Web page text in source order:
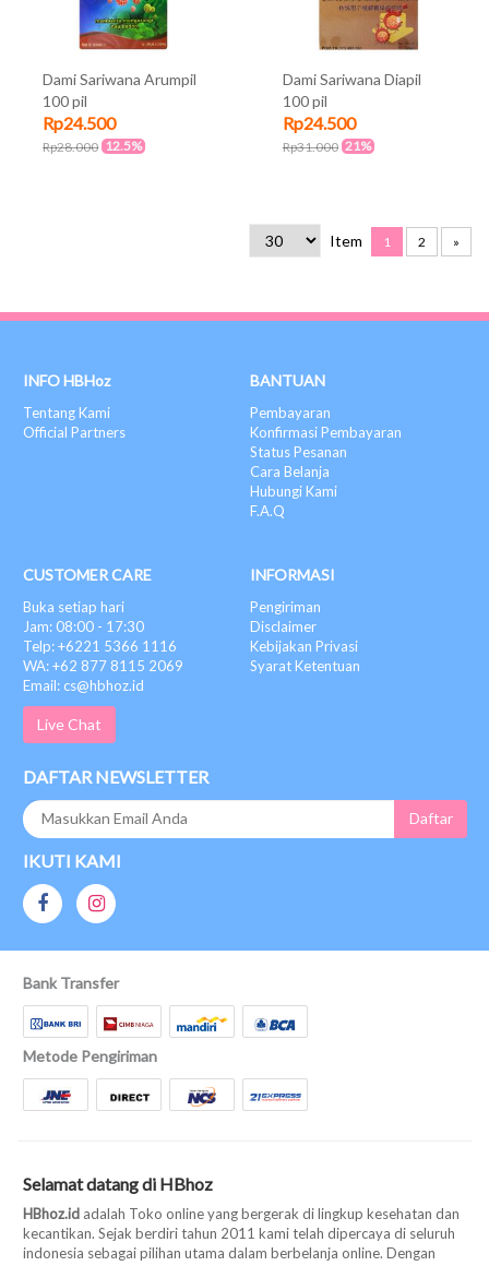
Dami Sariwana Arumpil
100 pil
Rp24.500
Rp28.000 12.5%
Dami Sariwana Diapil
100 pil
Rp24.500
Rp31.000 21%
Item 1 2 »
INFO HBHoz
Tentang Kami
Official Partners
BANTUAN
Pembayaran
Konfirmasi Pembayaran
Status Pesanan
Cara Belanja
Hubungi Kami
F.A.Q
CUSTOMER CARE
Buka setiap hari
Jam: 08:00 - 17:30
Telp: +6221 5366 1116
WA: +62 877 8115 2069
Email: cs@hbhoz.id
Live Chat
INFORMASI
Pengiriman
Disclaimer
Kebijakan Privasi
Syarat Ketentuan
DAFTAR NEWSLETTER
IKUTI KAMI
Bank Transfer
Metode Pengiriman
Selamat datang di HBhoz
HBhoz.id adalah Toko online yang bergerak di lingkup kesehatan dan
kecantikan. Sejak berdiri tahun 2011 kami telah dipercaya di seluruh
indonesia sebagai pilihan utama dalam berbelanja online. Dengan